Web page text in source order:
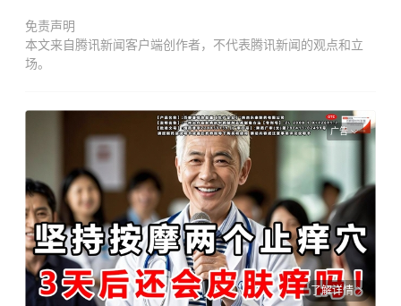
免责声明
本文来自腾讯新闻客户端创作者，不代表腾讯新闻的观点和立
场。
广告
了解详情